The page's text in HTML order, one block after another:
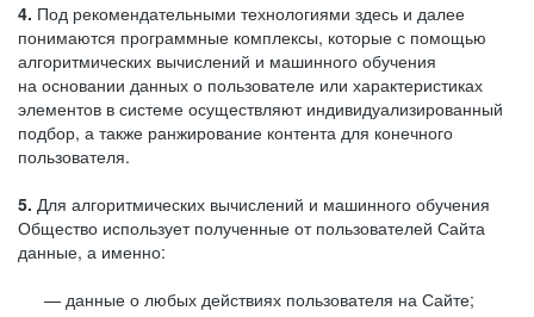
4. Под рекомендательными технологиями здесь и далее
понимаются программные комплексы, которые с помощью
алгоритмических вычислений и машинного обучения
на основании данных о пользователе или характеристиках
элементов в системе осуществляют индивидуализированный
подбор, а также ранжирование контента для конечного
пользователя.
5. Для алгоритмических вычислений и машинного обучения
Общество использует полученные от пользователей Сайта
данные, а именно:
данные о любых действиях пользователя на Сайте;